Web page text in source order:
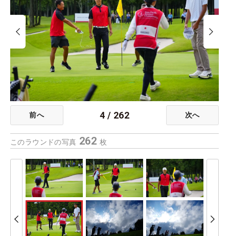
前へ 4 / 262 次へ
このラウンドの写真 262 枚